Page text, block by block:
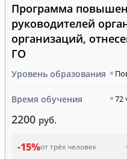
Программа
руководителей
организаций,
ГО
Уровень образования
Время обучения 72
2200 руб.
-15%от трёх человек